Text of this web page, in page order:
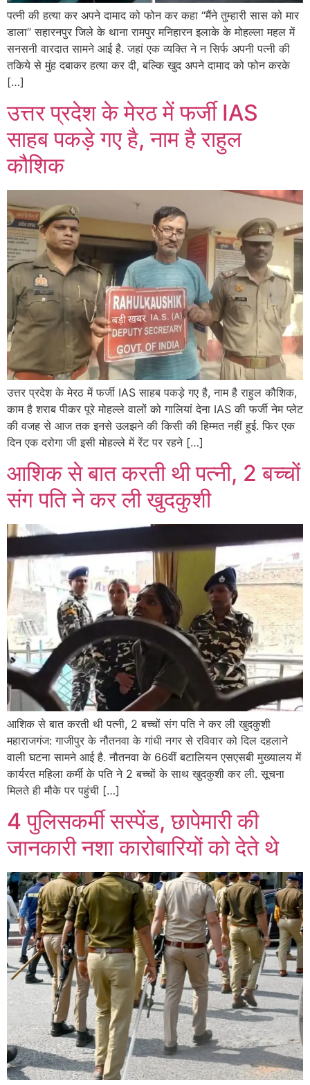
पत्नी की हत्या कर अपने दामाद को फोन कर कहा “मैंने तुम्हारी सास को मार
डाला” सहारनपुर जिले के थाना रामपुर मनिहारन इलाके के मोहल्ला महल में
सनसनी वारदात सामने आई है. जहां एक व्यक्ति ने न सिर्फ अपनी पत्नी की
तकिये से मुंह दबाकर हत्या कर दी, बल्कि खुद अपने दामाद को फोन करके
[…]
उत्तर प्रदेश के मेरठ में फर्जी IAS
साहब पकड़े गए है, नाम है राहुल
कौशिक
उत्तर प्रदेश के मेरठ में फर्जी IAS साहब पकड़े गए है, नाम है राहुल कौशिक,
काम है शराब पीकर पूरे मोहल्ले वालों को गालियां देना IAS की फर्जी नेम प्लेट
की वजह से आज तक इनसे उलझने की किसी की हिम्मत नहीं हुई. फिर एक
दिन एक दरोगा जी इसी मोहल्ले में रेंट पर रहने […]
आशिक से बात करती थी पत्नी, 2 बच्चों
संग पति ने कर ली खुदकुशी
आशिक से बात करती थी पत्नी, 2 बच्चों संग पति ने कर ली खुदकुशी
महाराजगंज: गाजीपुर के नौतनवा के गांधी नगर से रविवार को दिल दहलाने
वाली घटना सामने आई है. नौतनवा के 66वीं बटालियन एसएसबी मुख्यालय में
कार्यरत महिला कर्मी के पति ने 2 बच्चों के साथ खुदकुशी कर ली. सूचना
मिलते ही मौके पर पहुंची […]
4 पुलिसकर्मी सस्पेंड, छापेमारी की
जानकारी नशा कारोबारियों को देते थे